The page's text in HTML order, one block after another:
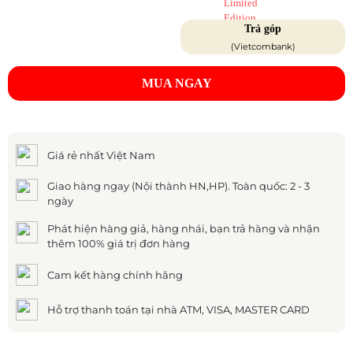
Trả góp
(Vietcombank)
MUA NGAY
Giá rẻ nhất Việt Nam
Giao hàng ngay (Nội thành HN,HP). Toàn quốc: 2 - 3
ngày
Phát hiện hàng giả, hàng nhái, bạn trả hàng và nhận
thêm 100% giá trị đơn hàng
Cam kết hàng chính hãng
Hỗ trợ thanh toán tại nhà ATM, VISA, MASTER CARD